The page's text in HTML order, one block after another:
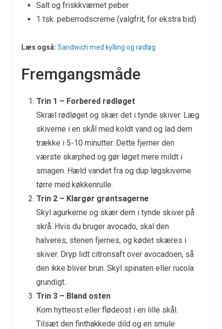
Salt og friskkværnet peber
1 tsk. peberrodscreme (valgfrit, for ekstra bid)
Læs også: Sandwich med kylling og rødløg
Fremgangsmåde
Trin 1 – Forbered rødløget
Skræl rødløget og skær det i tynde skiver. Læg
skiverne i en skål med koldt vand og lad dem
trække i 5-10 minutter. Dette fjerner den
værste skarphed og gør løget mere mildt i
smagen. Hæld vandet fra og dup løgskiverne
tørre med køkkenrulle.
Trin 2 – Klargør grøntsagerne
Skyl agurkerne og skær dem i tynde skiver på
skrå. Hvis du bruger avocado, skal den
halveres, stenen fjernes, og kødet skæres i
skiver. Dryp lidt citronsaft over avocadoen, så
den ikke bliver brun. Skyl spinaten eller rucola
grundigt.
Trin 3 – Bland osten
Kom hytteost eller flødeost i en lille skål.
Tilsæt den finthakkede dild og en smule